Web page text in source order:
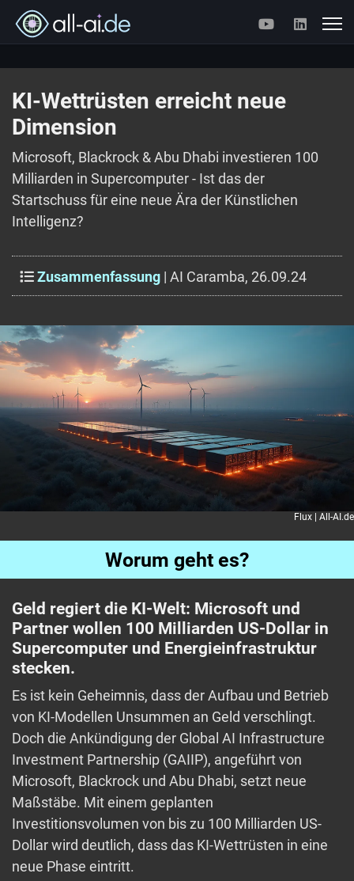
KI-Wettrüsten erreicht neue
Dimension
Microsoft, Blackrock & Abu Dhabi investieren 100
Milliarden in Supercomputer - Ist das der
Startschuss für eine neue Ära der Künstlichen
Intelligenz?
Zusammenfassung | AI Caramba, 26.09.24
Flux | All-AI.de
Worum geht es?
Geld regiert die KI-Welt: Microsoft und
Partner wollen 100 Milliarden US-Dollar in
Supercomputer und Energieinfrastruktur
stecken.
Es ist kein Geheimnis, dass der Aufbau und Betrieb
von KI-Modellen Unsummen an Geld verschlingt.
Doch die Ankündigung der Global AI Infrastructure
Investment Partnership (GAIIP), angeführt von
Microsoft, Blackrock und Abu Dhabi, setzt neue
Maßstäbe. Mit einem geplanten
Investitionsvolumen von bis zu 100 Milliarden US-
Dollar wird deutlich, dass das KI-Wettrüsten in eine
neue Phase eintritt.